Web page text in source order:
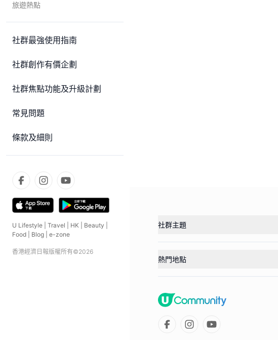
旅遊熱點
社群最強使用指南
社群創作有價企劃
社群焦點功能及升級計劃
常見問題
條款及細則
U Lifestyle Travel HK Beauty
Food
Blog e-zone
香港經濟日報版權所有©2026
社群主題
熱門地點